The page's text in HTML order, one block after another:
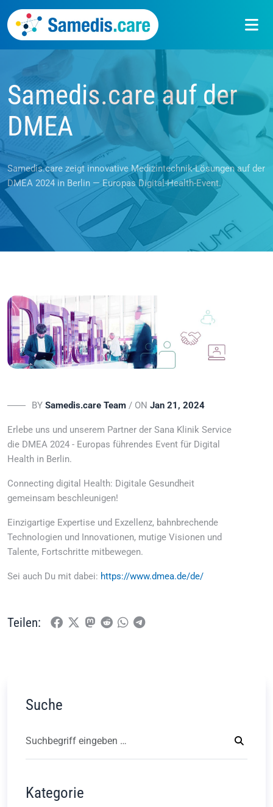
Samedis.care auf der
DMEA
News
Samedis.care zeigt innovative Medizintechnik-Lösungen auf der
DMEA 2024 in Berlin — Europas Digital-Health-Event.
BY Samedis.care Team / ON Jan 21, 2024
Erlebe uns und unserem Partner der Sana Klinik Service
die DMEA 2024 - Europas führendes Event für Digital
Health in Berlin.
Connecting digital Health: Digitale Gesundheit
gemeinsam beschleunigen!
Einzigartige Expertise und Exzellenz, bahnbrechende
Technologien und Innovationen, mutige Visionen und
Talente, Fortschritte mitbewegen.
Sei auch Du mit dabei: https://www.dmea.de/de/
Teilen:
Suche
Kategorie